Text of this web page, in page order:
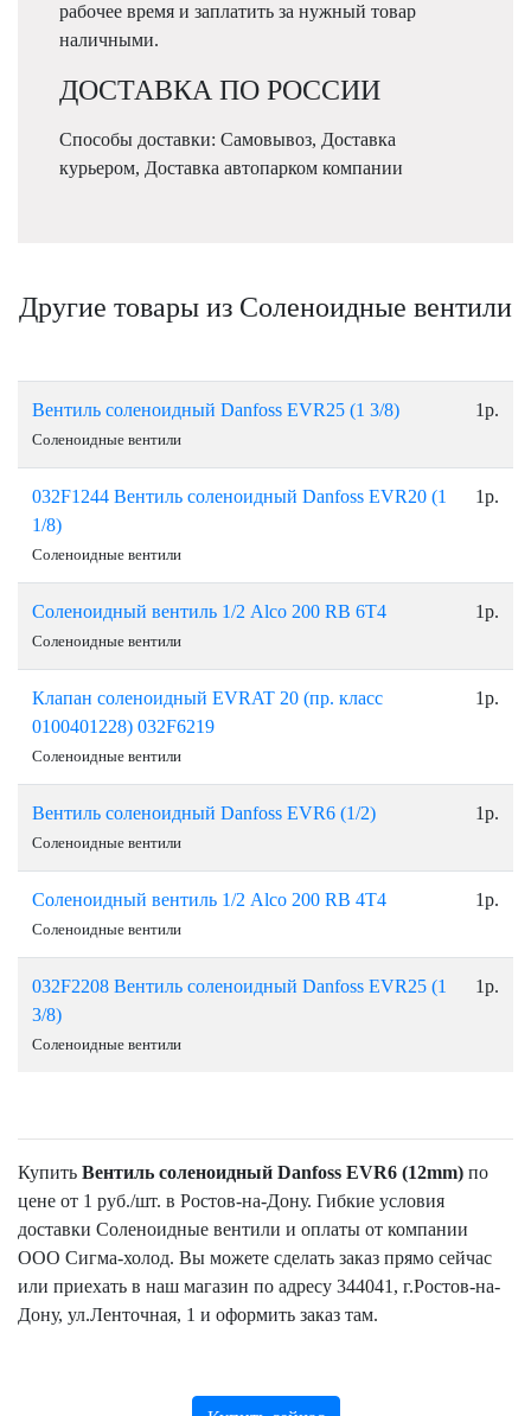
рабочее время и заплатить за нужный товар
наличными.
ДОСТАВКА ПО РОССИИ
Способы доставки: Самовывоз, Доставка
курьером, Доставка автопарком компании
Другие товары из Соленоидные вентили
Вентиль соленоидный Danfoss EVR25 (1 3/8)
Соленоидные вентили
1р.
032F1244 Вентиль соленоидный Danfoss EVR20 (1
1/8)
Соленоидные вентили
1р.
Соленоидный вентиль 1/2 Alco 200 RB 6T4
Соленоидные вентили
1р.
Клапан соленоидный EVRAT 20 (пр. класс
0100401228) 032F6219
Соленоидные вентили
1р.
Вентиль соленоидный Danfoss EVR6 (1/2)
Соленоидные вентили
1р.
Соленоидный вентиль 1/2 Alco 200 RB 4T4
Соленоидные вентили
1р.
032F2208 Вентиль соленоидный Danfoss EVR25 (1
3/8)
Соленоидные вентили
1р.
Купить Вентиль соленоидный Danfoss EVR6 (12mm) по
цене от 1 руб./шт. в Ростов-на-Дону. Гибкие условия
доставки Соленоидные вентили и оплаты от компании
ООО Сигма-холод. Вы можете сделать заказ прямо сейчас
или приехать в наш магазин по адресу 344041, г.Ростов-на-
Дону, ул.Ленточная, 1 и оформить заказ там.